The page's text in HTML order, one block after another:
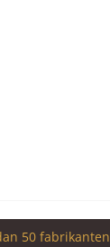
50 fabrikanten